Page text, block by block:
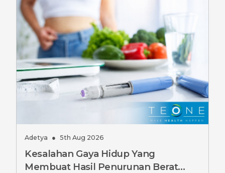
Adetya ● 5th Aug 2026
Kesalahan Gaya Hidup Yang
Membuat Hasil Penurunan Berat